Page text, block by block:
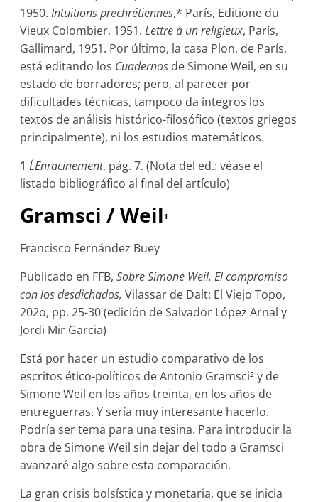
1950.Intuitions prechrétiennes,* París, Editione du
Vieux Colombier, 1951.Lettre à un religieux, París,
Gallimard, 1951. Por último, la casa Plon, de París,
está editando los Cuadernos de Simone Weil, en su
estado de borradores; pero, al parecer por
dificultades técnicas, tampoco da íntegros los
textos de análisis histórico-filosófico (textos griegos
principalmente), ni los estudios matemáticos.
1 L´Enracinement, pág. 7. (Nota del ed.: véase el
listado bibliográfico al final del artículo)
Gramsci / Weil1
Francisco Fernández Buey
Publicado en FFB,Sobre Simone Weil. El compromiso
con los desdichados, Vilassar de Dalt: El Viejo Topo,
202o, pp. 25-30 (edición de Salvador López Arnal y
Jordi Mir Garcia)
Está por hacer un estudio comparativo de los
escritos ético-políticos de Antonio Gramsci2 y de
Simone Weil en los años treinta, en los años de
entreguerras. Y sería muy interesante hacerlo.
Podría ser tema para una tesina. Para introducir la
obra de Simone Weil sin dejar del todo a Gramsci
avanzaré algo sobre esta comparación.
La gran crisis bolsística y monetaria, que se inicia